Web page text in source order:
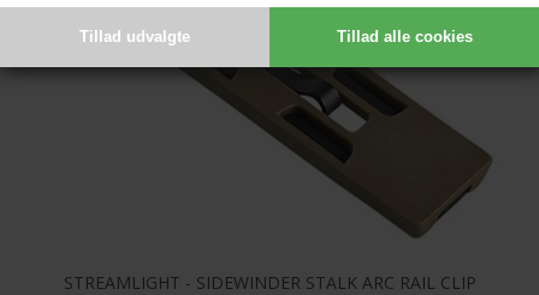
STREAMLIGHT - SIDEWINDER STALK ARC RAIL CLIP